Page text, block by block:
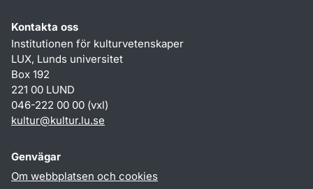
Kontakta oss
Institutionen för kulturvetenskaper
LUX, Lunds universitet
Box 192
221 00 LUND
046-222 00 00 (vxl)
kultur@kultur.lu.se
Genvägar
Om webbplatsen och cookies